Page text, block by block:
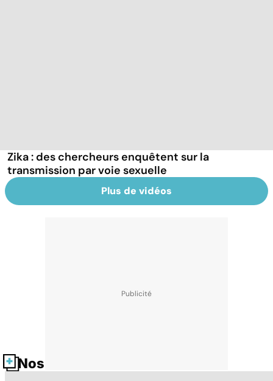
Zika : des chercheurs enquêtent sur la
transmission par voie sexuelle
Plus de vidéos
Nos fiches santé